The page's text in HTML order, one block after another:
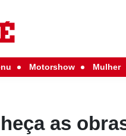
Motorshow Mulher
as